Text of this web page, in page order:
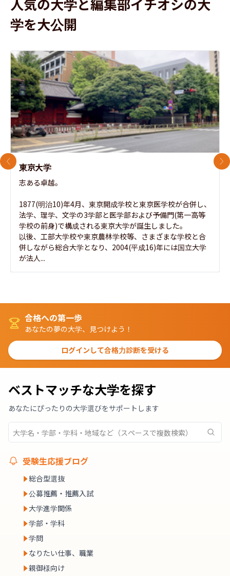
人気の大学と編集部イチオシの大
学を大公開
東京大学
志ある卓越。
1877(明治10)年4月、東京開成学校と東京医学校が合併し、
法学、理学、文学の3学部と医学部および予備門(第一高等
学校の前身)で構成される東京大学が誕生しました。
以後、工部大学校や東京農林学校等、さまざまな学校と合
併しながら総合大学となり、2004(平成16)年には国立大学
が法人...
前のスライド 次
合格への第一歩
あなたの夢の大学、見つけよう！
ログインして合格力診断を受ける
ベストマッチな大学を探す
あなたにぴったりの大学選びをサポートします
受験生応援ブログ
総合型選抜
公募推薦・推薦入試
大学進学関係
学部・学科
学問
なりたい仕事、職業
親御様向け